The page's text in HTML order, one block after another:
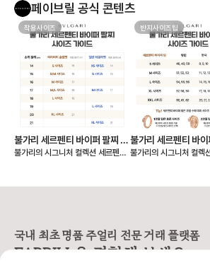
페이브릴 공식 콘텐츠
착용사이즈
불가리 세르펜티 바이퍼 팔찌 사
이즈 비교
불가리의 시그니처 컬렉션 세르펜티
마찬가지로 S, M, L 사이즈로 표기
이즈 표기 - S: 손목둘레 14~15c
m - M: 손목둘레 16~17cm - L:
반지사이즈팁
불가리 세르펜티 바이
즈 비교 (한국, 유럽
불가리의 시그니처 컬렉
어난 게 특징이에요. 단
표기 일반 반지처럼 숫자
L로 구분되어 있어요. -
국내 최초 명품 주얼리 전문 거래 플랫폼
FABRILL을 경험해 보세요.